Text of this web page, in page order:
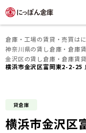
倉庫・工場の賃貸・売買は
神奈川県の賃し倉庫・倉庫
金沢区の賃し倉庫・倉庫賃
横浜市金沢区富岡東2-2-
貸倉庫
横浜市金沢区